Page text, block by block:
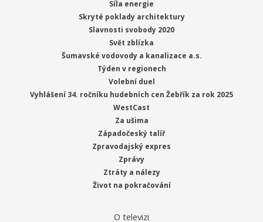
Síla energie
Skryté poklady architektury
Slavnosti svobody 2020
Svět zblízka
Šumavské vodovody a kanalizace a.s.
Týden v regionech
Volební duel
Vyhlášení 34. ročníku hudebních cen Žebřík za rok 2025
WestCast
Za ušima
Západočeský talíř
Zpravodajský expres
Zprávy
Ztráty a nálezy
Život na pokračování
O televizi